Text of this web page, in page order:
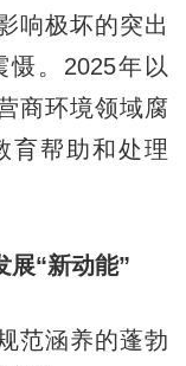
响极坏的突出
。2025年以
商环境领域腐
育帮助和处理
“新动能”
涵养的蓬勃